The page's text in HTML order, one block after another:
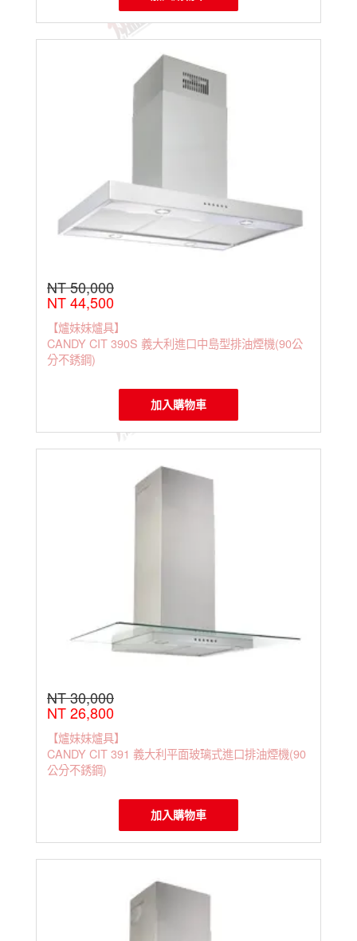
NT 50,000
NT 44,500
【爐妹妹爐具】
CANDY CIT 390S 義大利進口中島型排油煙機(90公
分不銹鋼)
加入購物車
NT 30,000
NT 26,800
【爐妹妹爐具】
CANDY CIT 391 義大利平面玻璃式進口排油煙機(90
公分不銹鋼)
加入購物車